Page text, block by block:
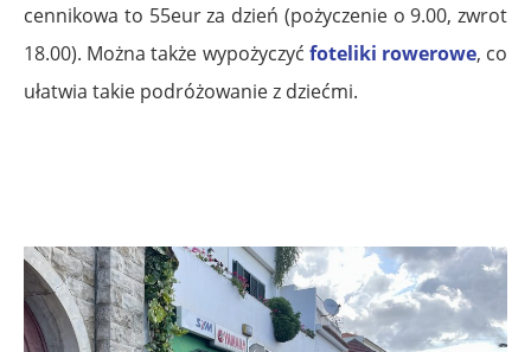
cennikowa to 55eur za dzień (pożyczenie o 9.00, zwrot
18.00). Można także wypożyczyć foteliki rowerowe, co
ułatwia takie podróżowanie z dziećmi.